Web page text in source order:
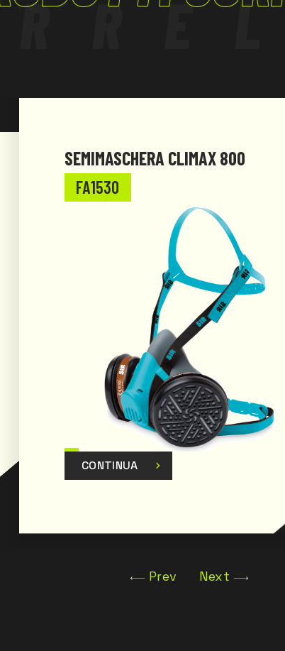
SEMIMASCHERA CLIMAX 800
FA1530
CONTINUA
Prev Next